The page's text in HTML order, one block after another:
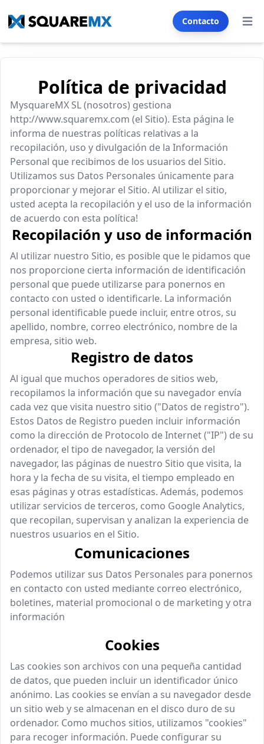
Contacto Abrir
Servicios
SECTORES
Inmobiliario Automoción
Franquicia E-commerce
Restaurantes & Cafés Salud & Bienestar
Seguros Turismo & Hoteles
Formación & Educación
Generador SMS & Email
CREACIÓN WEB
Sitio Web
E-commerce
CRM & Data
Local - Baix Penedès · Garraf · Tarragona
Política de privacidad
MysquareMX SL (nosotros) gestiona
http://www.squaremx.com (el Sitio). Esta página le
informa de nuestras políticas relativas a la
recopilación, uso y divulgación de la Información
Personal que recibimos de los usuarios del Sitio.
Utilizamos sus Datos Personales únicamente para
proporcionar y mejorar el Sitio. Al utilizar el sitio,
usted acepta la recopilación y el uso de la información
de acuerdo con esta política!
Recopilación y uso de información
Al utilizar nuestro Sitio, es posible que le pidamos que
nos proporcione cierta información de identificación
personal que puede utilizarse para ponernos en
contacto con usted o identificarle. La información
personal identificable puede incluir, entre otros, su
apellido, nombre, correo electrónico, nombre de la
empresa, sitio web.
Registro de datos
Al igual que muchos operadores de sitios web,
recopilamos la información que su navegador envía
cada vez que visita nuestro sitio ("Datos de registro").
Estos Datos de Registro pueden incluir información
como la dirección de Protocolo de Internet ("IP") de su
ordenador, el tipo de navegador, la versión del
navegador, las páginas de nuestro Sitio que visita, la
hora y la fecha de su visita, el tiempo empleado en
esas páginas y otras estadísticas. Además, podemos
utilizar servicios de terceros, como Google Analytics,
que recopilan, supervisan y analizan la experiencia de
nuestros usuarios en el Sitio.
Comunicaciones
Podemos utilizar sus Datos Personales para ponernos
en contacto con usted mediante correo electrónico,
boletines, material promocional o de marketing y otra
información
Cookies
Las cookies son archivos con una pequeña cantidad
de datos, que pueden incluir un identificador único
anónimo. Las cookies se envían a su navegador desde
un sitio web y se almacenan en el disco duro de su
ordenador. Como muchos sitios, utilizamos "cookies"
para recoger información. Puede configurar su